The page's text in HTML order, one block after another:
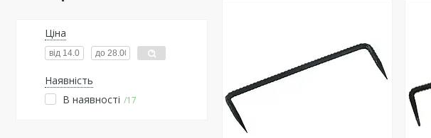
Ціна
Наявність
В наявності
17